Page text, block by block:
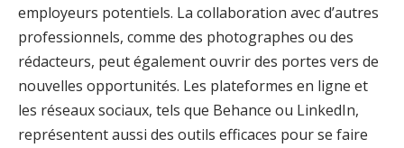
employeurs potentiels. La collaboration avec d’autres
professionnels, comme des photographes ou des
rédacteurs, peut également ouvrir des portes vers de
nouvelles opportunités. Les plateformes en ligne et
les réseaux sociaux, tels que Behance ou LinkedIn,
représentent aussi des outils efficaces pour se faire